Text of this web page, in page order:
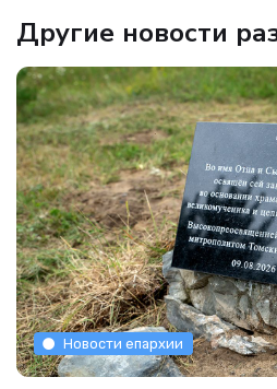
Другие новости
Новости епархии